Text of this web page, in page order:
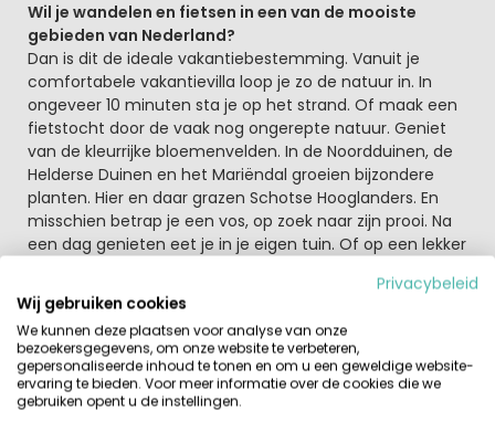
Wil je wandelen en fietsen in een van de mooiste
gebieden van Nederland?
Dan is dit de ideale vakantiebestemming. Vanuit je
comfortabele vakantievilla loop je zo de natuur in. In
ongeveer 10 minuten sta je op het strand. Of maak een
fietstocht door de vaak nog ongerepte natuur. Geniet
van de kleurrijke bloemenvelden. In de Noordduinen, de
Helderse Duinen en het Mariëndal groeien bijzondere
planten. Hier en daar grazen Schotse Hooglanders. En
misschien betrap je een vos, op zoek naar zijn prooi. Na
een dag genieten eet je in je eigen tuin. Of op een lekker
Het Noord-Hollandse vakantiegevoel
Dát is nou zo leuk aan de kop van Noord-Holland: het is
er niet zo druk. Hier kun je onthaasten, het echte
vakantiegevoel krijgen. Niet dat er niks te beleven valt,
integendeel. Den Helder is een gezellige stad met tal van
Privacybeleid
Wij gebruiken cookies
We kunnen deze plaatsen voor analyse van onze
bezoekersgegevens, om onze website te verbeteren,
gepersonaliseerde inhoud te tonen en om u een geweldige website-
ervaring te bieden. Voor meer informatie over de cookies die we
gebruiken opent u de instellingen.